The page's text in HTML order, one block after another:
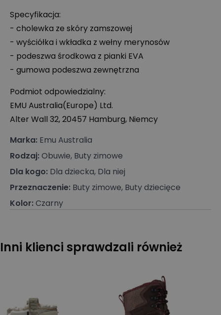
Specyfikacja:
- cholewka ze skóry zamszowej
- wyściółka i wkładka z wełny merynosów
- podeszwa środkowa z pianki EVA
- gumowa podeszwa zewnętrzna
Podmiot odpowiedzialny:
EMU Australia(Europe) Ltd.
Alter Wall 32, 20457 Hamburg, Niemcy
Marka: Emu Australia
Rodzaj:Obuwie, Buty zimowe
Dla kogo: Dla dziecka, Dla niej
Przeznaczenie: Buty zimowe, Buty dziecięce
Kolor:Czarny
Inni klienci sprawdzali również